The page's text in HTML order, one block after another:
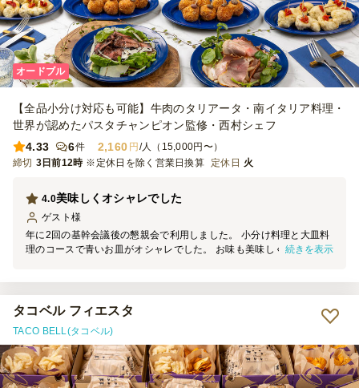
オードブル
【全品小分け対応も可能】牛肉のタリアータ・南イタリア料理・
世界が認めたパスタチャンピオン監修・西村シェフ
4.33
6件 2,160 円 /人（15,000円〜）
締切 3日前12時 ※定休日を除く営業日換算 定休日 火
美味しくオシャレでした
4.0
ゲスト 様
年に2回の基幹会議後の懇親会で利用しました。 小分け料理と大皿料
理のコースで青いお皿がオシャレでした。 お味も美味しく好評でし
い男性には足りなかったようで、次回はもう一つ上のコースの方が良
いかなと感じました。
続きを表示
タコベル フィエスタ
TACO BELL(タコベル)